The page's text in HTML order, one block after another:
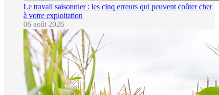
Le travail saisonnier : les cinq erreurs qui peuvent coûter cher
à votre exploitation
06 août 2026